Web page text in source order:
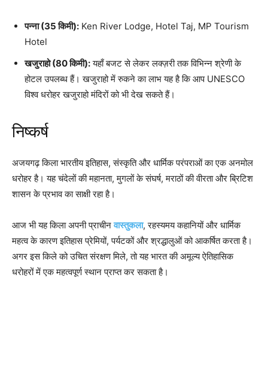
पन्ना (35 किमी): Ken River Lodge, Hotel Taj, MP Tourism
Hotel
खजुराहो (80 किमी):यहाँ बजट से लेकर लक्ज़री तक विभिन्न श्रेणी के
होटल उपलब्ध हैं। खजुराहो में रुकने का लाभ यह है कि आप UNESCO
विश्व धरोहर खजुराहो मंदिरों को भी देख सकते हैं।
निष्कर्ष
अजयगढ़ किला भारतीय इतिहास, संस्कृति और धार्मिक परंपराओं का एक अनमोल
धरोहर है। यह चंदेलों की महानता, मुगलों के संघर्ष, मराठों की वीरता और ब्रिटिश
शासन के प्रभाव का साक्षी रहा है।
आज भी यह किला अपनी प्राचीनवास्तुकला, रहस्यमय कहानियों और धार्मिक
महत्व के कारण इतिहास प्रेमियों, पर्यटकों और श्रद्धालुओं को आकर्षित करता है।
अगर इस किले को उचित संरक्षण मिले, तो यह भारत की अमूल्य ऐतिहासिक
धरोहरों में एक महत्वपूर्ण स्थान प्राप्त कर सकता है।